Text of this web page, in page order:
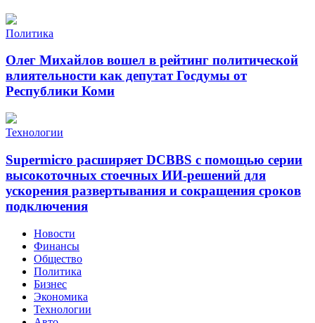
Политика
Олег Михайлов вошел в рейтинг политической
влиятельности как депутат Госдумы от
Республики Коми
Технологии
Supermicro расширяет DCBBS с помощью серии
высокоточных стоечных ИИ-решений для
ускорения развертывания и сокращения сроков
подключения
Новости
Финансы
Общество
Политика
Бизнес
Экономика
Технологии